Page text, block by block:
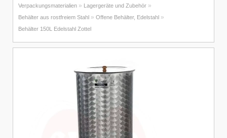
Verpackungsmaterialien » Lagergeräte und Zubehör »
Behälter aus rostfreiem Stahl » Offene Behälter, Edelstahl »
Behälter 150L Edelstahl Zottel